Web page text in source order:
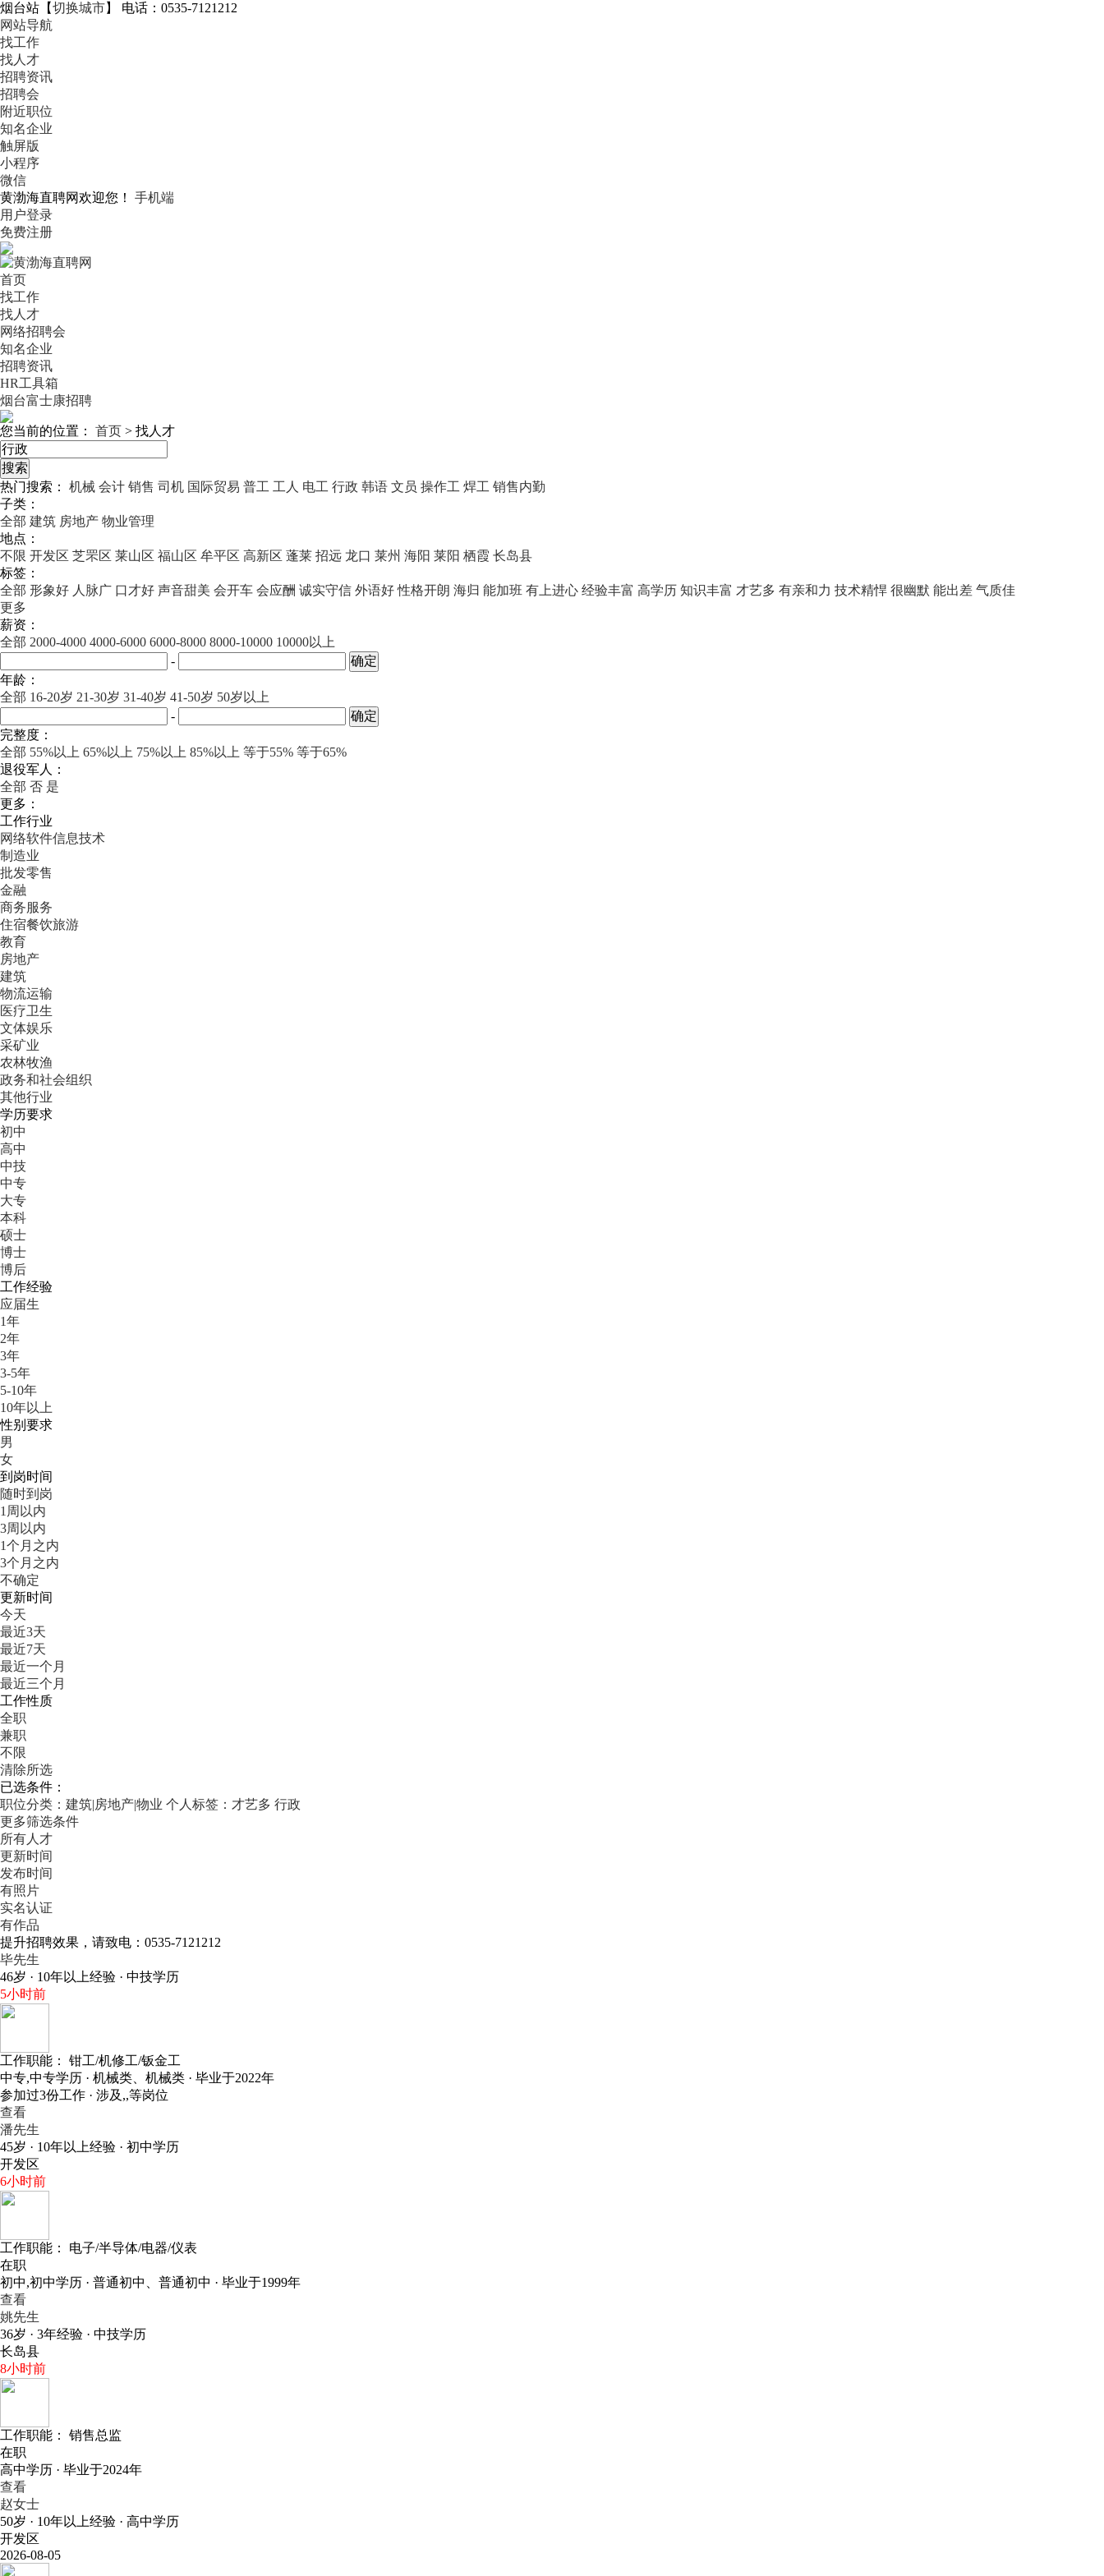
烟台站 【切换城市】
电话：0535-7121212
网站导航
找工作
找人才
招聘资讯
招聘会
附近职位
知名企业
触屏版
小程序
微信
黄渤海直聘网欢迎您！
手机端
用户登录
免费注册
首页
找工作
找人才
网络招聘会
知名企业
招聘资讯
HR工具箱
烟台富士康招聘
您当前的位置： 首页 > 找人才
热门搜索： 机械 会计 销售 司机 国际贸易 普工 工人 电工 行政 韩语 文员 操作工 焊工 销售内勤
子类：
全部 建筑 房地产 物业管理
地点：
不限 开发区 芝罘区 莱山区 福山区 牟平区 高新区 蓬莱 招远 龙口 莱州 海阳 莱阳 栖霞 长岛县
标签：
全部 形象好 人脉广 口才好 声音甜美 会开车 会应酬 诚实守信 外语好 性格开朗 海归 能加班 有上进心 经验丰富 高学历 知识丰富 才艺多 有亲和力 技术精悍 很幽默 能出差 气质佳
更多
薪资：
全部 2000-4000 4000-6000 6000-8000 8000-10000 10000以上
-
年龄：
全部 16-20岁 21-30岁 31-40岁 41-50岁 50岁以上
-
完整度：
全部 55%以上 65%以上 75%以上 85%以上 等于55% 等于65%
退役军人：
全部 否 是
更多：
工作行业
网络软件信息技术
制造业
批发零售
金融
商务服务
住宿餐饮旅游
教育
房地产
建筑
物流运输
医疗卫生
文体娱乐
采矿业
农林牧渔
政务和社会组织
其他行业
学历要求
初中
高中
中技
中专
大专
本科
硕士
博士
博后
工作经验
应届生
1年
2年
3年
3-5年
5-10年
10年以上
性别要求
男
女
到岗时间
随时到岗
1周以内
3周以内
1个月之内
3个月之内
不确定
更新时间
今天
最近3天
最近7天
最近一个月
最近三个月
工作性质
全职
兼职
不限
清除所选
已选条件：
职位分类：建筑|房地产|物业 个人标签：才艺多 行政
更多筛选条件
所有人才
更新时间
发布时间
有照片
实名认证
有作品
提升招聘效果，请致电：0535-7121212
毕先生
46岁 · 10年以上经验 · 中技学历
5小时前
工作职能： 钳工/机修工/钣金工
中专,中专学历 · 机械类、机械类 · 毕业于2022年
参加过3份工作 · 涉及,,等岗位
查看
潘先生
45岁 · 10年以上经验 · 初中学历
开发区
6小时前
工作职能： 电子/半导体/电器/仪表
在职
初中,初中学历 · 普通初中、普通初中 · 毕业于1999年
查看
姚先生
36岁 · 3年经验 · 中技学历
长岛县
8小时前
工作职能： 销售总监
在职
高中学历 · 毕业于2024年
查看
赵女士
50岁 · 10年以上经验 · 高中学历
开发区
2026-08-05